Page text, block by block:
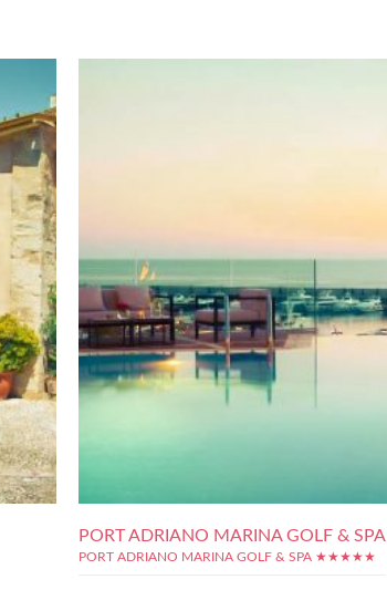
PORT ADRIANO MARINA GOLF & SPA
PORT ADRIANO MARINA GOLF & SPA ★★★★★